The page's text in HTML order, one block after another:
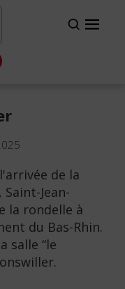
de la
Jean-
la rondelle à
du Bas-Rhin.
salle “le